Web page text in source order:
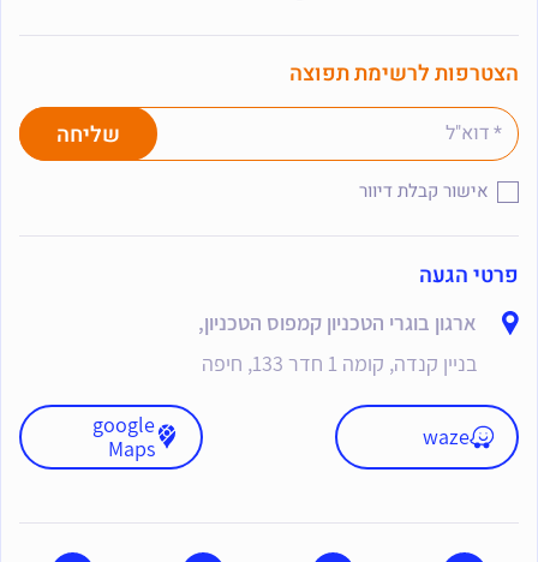
פרטי הגעה
ארגון בוגרי הטכניון קמפוס הטכניון,
בניין קנדה, קומה 1 חדר 133, חיפה
waze
google
Maps
הצטרפות לרשימת תפוצה
אישור קבלת דיוור